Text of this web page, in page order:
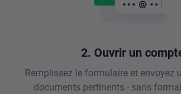
2. Ouvrir un
Remplissez le formulaire et envoyez
documents pertinents - sans